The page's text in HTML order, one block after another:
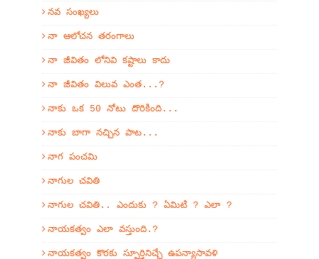
నవ సంఖ్యలు
నా ఆలోచన తరంగాలు
నా జీవితం లోనివి కష్టాలు కాదు
నా జీవితం విలువ ఎంత...?
నాకు ఒక 50 నోటు దొరికింది...
నాకు బాగా నచ్చిన పాట...
నాగ పంచమి
నాగుల చవితి
నాగుల చవితి.. ఎందుకు ? ఏమిటి ? ఎలా ?
నాయకత్వం ఎలా వస్తుంది.?
నాయకత్వం కొరకు స్ఫూర్తినిచ్చే ఉపన్యాసావళి